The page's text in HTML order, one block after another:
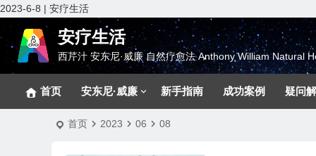
2023-6-8 | 安疗生活
安疗生活
西芹汁 安东尼·威廉 自然疗愈法 Anthony William Natural
首页 安东尼·威廉 新手指南 成功案例 疑问
首页 2023 06 08